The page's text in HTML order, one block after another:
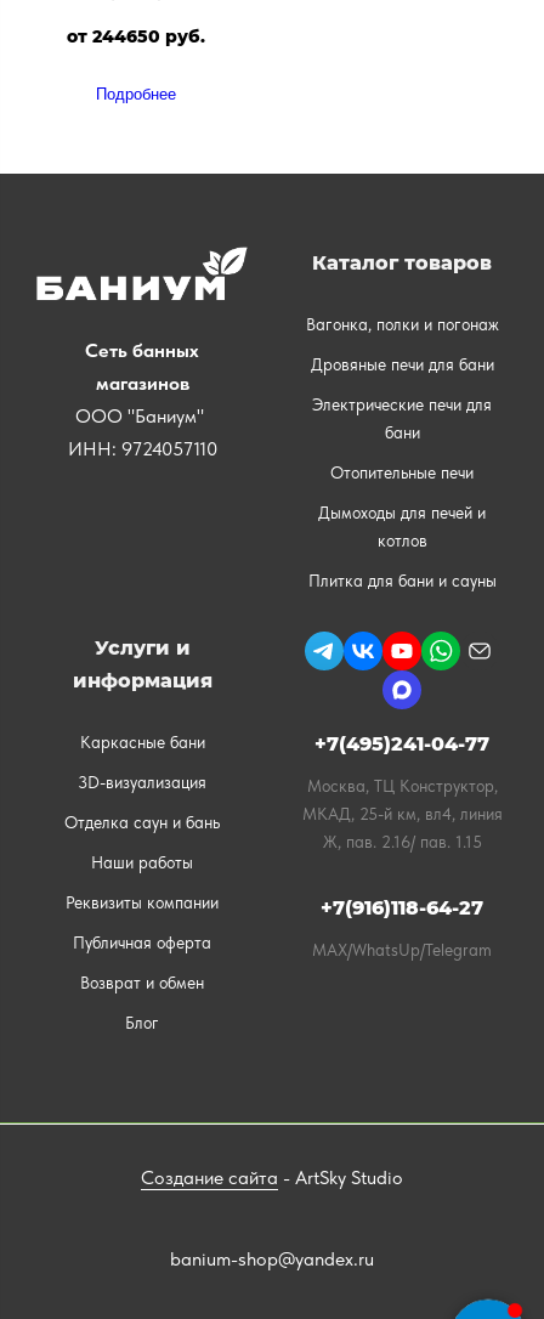
от 244650 руб.
Подробнее
Сеть банных
магазинов
ООО "Баниум"
ИНН: 9724057110
Каталог товаров
Вагонка, полки и погонаж
Дровяные печи для бани
Электрические печи для
бани
Отопительные печи
Дымоходы для печей и
котлов
Плитка для бани и сауны
Услуги и
информация
Каркасные бани
3D-визуализация
Отделка саун и бань
Наши работы
Реквизиты компании
Публичная оферта
Возврат и обмен
Блог
+7(495)241-04-77
Москва, ТЦ Конструктор,
МКАД, 25-й км, вл4, линия
Ж, пав. 2.16/ пав. 1.15
+7(916)118-64-27
MAX/WhatsUp/Telegram
Создание сайта - ArtSky Studio
banium-shop@yandex.ru